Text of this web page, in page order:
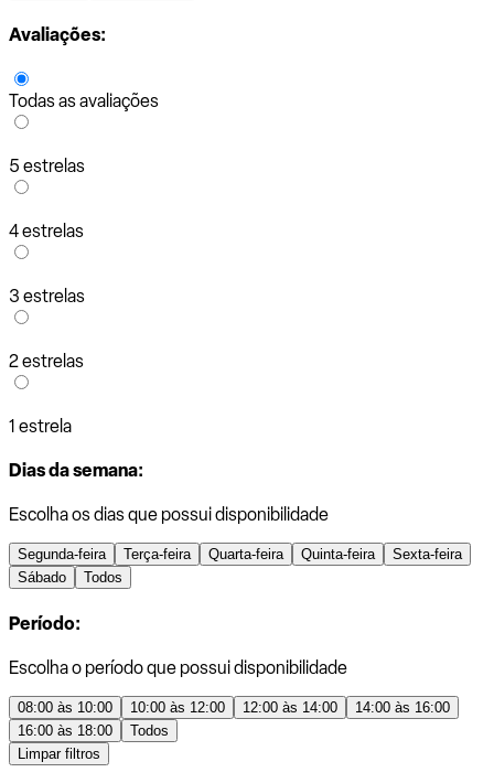
Avaliações:
Todas as avaliações
5 estrelas
4 estrelas
3 estrelas
2 estrelas
1 estrela
Dias da semana:
Escolha os dias que possui disponibilidade
Segunda-feira Terça-feira Quarta-feira Quinta-feira
Sexta-feira
Sábado
Todos
Período:
Escolha o período que possui disponibilidade
08:00 às 10:00 10:00 às 12:00 12:00 às 14:00
14:00 às 16:00
16:00 às 18:00
Todos
Limpar filtros